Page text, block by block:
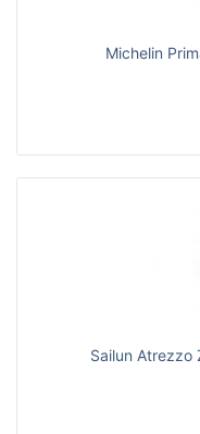
Michelin
Sailun Atrezzo